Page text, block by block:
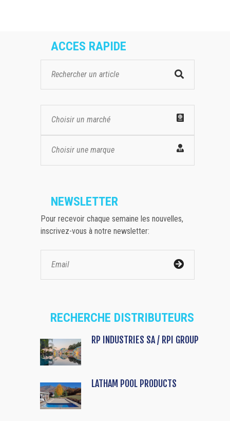
ACCES RAPIDE
Choisir un marché
Choisir une marque
NEWSLETTER
Pour recevoir chaque semaine les nouvelles,
inscrivez-vous à notre newsletter:
RECHERCHE DISTRIBUTEURS
RP INDUSTRIES SA / RPI GROUP
LATHAM POOL PRODUCTS